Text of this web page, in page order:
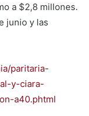
a $2,8 millones.
junio y las
paritaria-
y-ciara-
a40.phtml